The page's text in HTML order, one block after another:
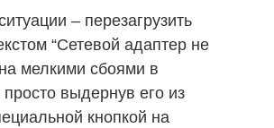
– перезагрузить
“Сетевой адаптер не
мелкими сбоями в
выдернув его из
кнопкой на